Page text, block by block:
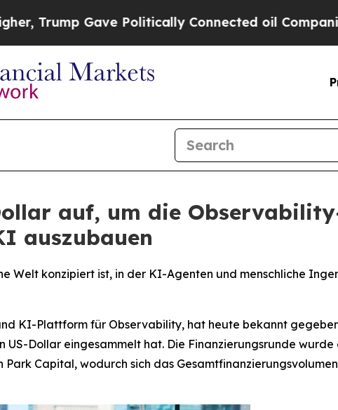
Politically Connected oil Companies — not
auf, um die
auszubauen
Welt konzipiert ist, in der KI-Agenten und menschliche
KI-Plattform für Observability, hat heute bekannt
Dollar eingesammelt hat. Die Finanzierungsrunde wurde
Capital, wodurch sich das